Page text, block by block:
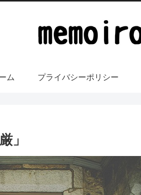
ム プライバシーポリシー
」